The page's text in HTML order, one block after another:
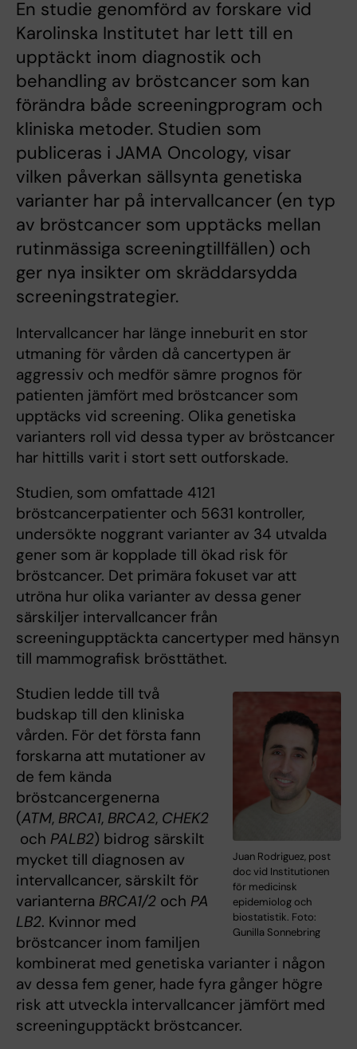
En studie genomförd av forskare vid
Karolinska Institutet har lett till en
upptäckt inom diagnostik och
behandling av bröstcancer som kan
förändra både screeningprogram och
kliniska metoder. Studien som
publiceras i JAMA Oncology, visar
vilken påverkan sällsynta genetiska
varianter har på intervallcancer (en typ
av bröstcancer som upptäcks mellan
rutinmässiga screeningtillfällen) och
ger nya insikter om skräddarsydda
screeningstrategier.
Intervallcancer har länge inneburit en stor
utmaning för vården då cancertypen är
aggressiv och medför sämre prognos för
patienten jämfört med bröstcancer som
upptäcks vid screening. Olika genetiska
varianters roll vid dessa typer av bröstcancer
har hittills varit i stort sett outforskade.
Studien, som omfattade 4121
bröstcancerpatienter och 5631 kontroller,
undersökte noggrant varianter av 34 utvalda
gener som är kopplade till ökad risk för
bröstcancer. Det primära fokuset var att
utröna hur olika varianter av dessa gener
särskiljer intervallcancer från
screeningupptäckta cancertyper med hänsyn
till mammografisk brösttäthet.
Juan Rodriguez, post
doc vid Institutionen
för medicinsk
epidemiolog och
biostatistik. Foto:
Gunilla Sonnebring
Studien ledde till två
budskap till den kliniska
vården. För det första fann
forskarna att mutationer av
de fem kända
bröstcancergenerna
(ATM, BRCA1, BRCA2, CHEK2
och PALB2) bidrog särskilt
mycket till diagnosen av
intervallcancer, särskilt för
varianterna BRCA1/2 och PA
LB2. Kvinnor med
bröstcancer inom familjen
kombinerat med genetiska varianter i någon
av dessa fem gener, hade fyra gånger högre
risk att utveckla intervallcancer jämfört med
screeningupptäckt bröstcancer.